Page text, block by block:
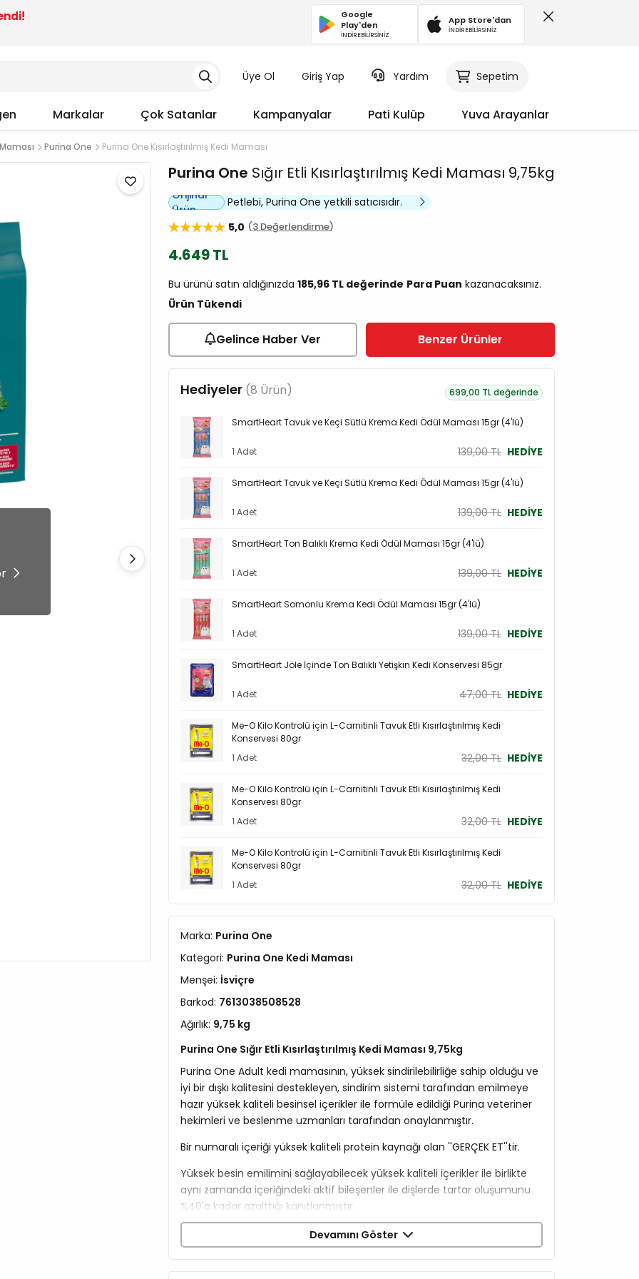
Google
Play'den
İNDİREBİLİRSİNİZ
App Store'dan
İNDİREBİLİRSİNİZ
Üye Ol Giriş Yap Yardım Sepetim
Markalar Çok Satanlar Kampanyalar Pati Kulüp Yuva Arayanlar
Purina One Purina One Kısırlaştırılmış Kedi Maması
Purina One Sığır Etli Kısırlaştırılmış Kedi Maması 9,75kg
Orijinal
Ürün
Petlebi, Purina One yetkili satıcısıdır.
5,0
3 Değerlendirme
4.649 TL
Bu ürünü satın aldığınızda 185,96 TL değerinde Para Puan kazanacaksınız.
Ürün Tükendi
Gelince Haber Ver Benzer Ürünler
Hediyeler (8 Ürün) 699,00 TL değerinde
SmartHeart Tavuk ve Keçi Sütlü Krema Kedi Ödül Maması 15gr (4'lü)
1 Adet 139,00 TL HEDİYE
SmartHeart Tavuk ve Keçi Sütlü Krema Kedi Ödül Maması 15gr (4'lü)
1 Adet 139,00 TL HEDİYE
SmartHeart Ton Balıklı Krema Kedi Ödül Maması 15gr (4'lü)
1 Adet 139,00 TL HEDİYE
SmartHeart Somonlu Krema Kedi Ödül Maması 15gr (4'lü)
1 Adet 139,00 TL HEDİYE
SmartHeart Jöle İçinde Ton Balıklı Yetişkin Kedi Konservesi 85gr
1 Adet 47,00 TL HEDİYE
Me-O Kilo Kontrolü için L-Carnitinli Tavuk Etli Kısırlaştırılmış Kedi
Konservesi 80gr
1 Adet
32,00 TL HEDİYE
Me-O Kilo Kontrolü için L-Carnitinli Tavuk Etli Kısırlaştırılmış Kedi
Konservesi 80gr
1 Adet
32,00 TL HEDİYE
Me-O Kilo Kontrolü için L-Carnitinli Tavuk Etli Kısırlaştırılmış Kedi
Konservesi 80gr
1 Adet
32,00 TL HEDİYE
Marka: Purina One
Kategori: Purina One Kedi Maması
Menşei: İsviçre
Barkod: 7613038508528
Ağırlık: 9,75 kg
Purina One Sığır Etli Kısırlaştırılmış Kedi Maması 9,75kg
Purina One Adult kedi mamasının, yüksek sindirilebilirliğe sahip olduğu ve
iyi bir dışkı kalitesini destekleyen, sindirim sistemi tarafından emilmeye
hazır yüksek kaliteli besinsel içerikler ile formüle edildiği Purina veteriner
hekimleri ve beslenme uzmanları tarafından onaylanmıştır.
Bir numaralı içeriği yüksek kaliteli protein kaynağı olan ''GERÇEK ET''tir.
Yüksek besin emilimini sağlayabilecek yüksek kaliteli içerikler ile birlikte
aynı zamanda içeriğindeki aktif bileşenler ile dişlerde tartar oluşumunu
%40'a kadar azalttığı kanıtlanmıştır.
Özel, eşsiz formülasyonu sayesinde kedinizin doğal savunma
mekanizmasının güçlendirilmesine destek sağlar.
Devamını Göster